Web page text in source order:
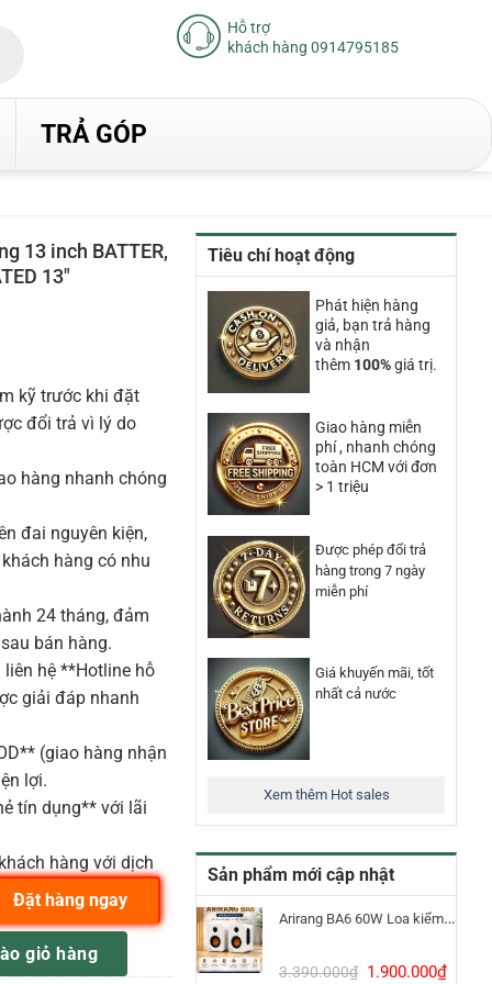
Hỗ trợ
khách hàng 0914795185
TRẢ GÓP
Tiêu chí hoạt động
Phát hiện hàng
giả, bạn trả hàng
và nhận
thêm 100%giá trị.
Giao hàng miễn
phí , nhanh chóng
toàn HCM với đơn
> 1 triệu
Được phép đổi trả
hàng trong 7 ngày
miễn phí
Giá khuyến mãi, tốt
nhất cả nước
Xem thêm Hot sales
Sản phẩm mới cập nhật
Arirang BA6 60W Loa kiểm âm Bluetooth 5.3
3.390.000₫ Giá
1.900.000₫Giá
13 inch BATTER,
13″
kỹ trước khi đặt
đổi trả vì lý do
hàng nhanh chóng
đai nguyên kiện,
hàng có nhu
24 tháng, đảm
bán hàng.
hệ **Hotline hỗ
giải đáp nhanh
(giao hàng nhận
lợi.
tín dụng** với lãi
hàng với dịch
BATTER, DIPLOMAT®, MẶT COATED 13" số lượng
giỏ hàng
Đặt hàng ngay